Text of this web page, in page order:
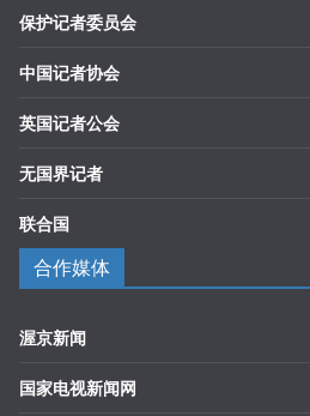
保护记者委员会
中国记者协会
英国记者公会
无国界记者
联合国
合作媒体
渥京新闻
国家电视新闻网